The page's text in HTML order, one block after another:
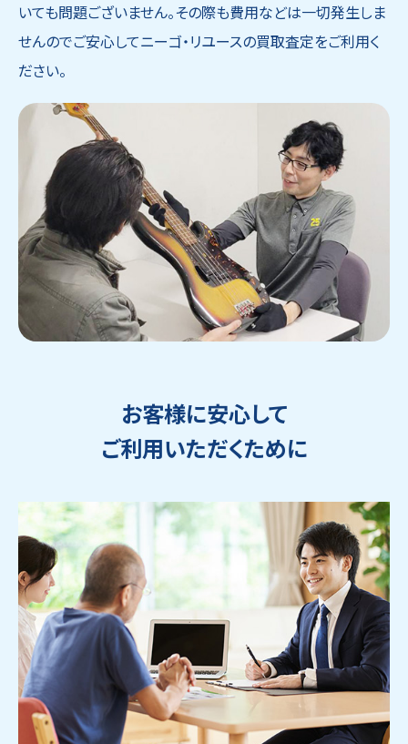
ウェブから1分
かんたん査定見積
フリーダイヤル
0120-1212-25
いても問題ございません。その際も費用などは一切発生しま
せんのでご安心してニーゴ・リユースの買取査定をご利用く
ださい。
お客様に安心して
ご利用いただくために